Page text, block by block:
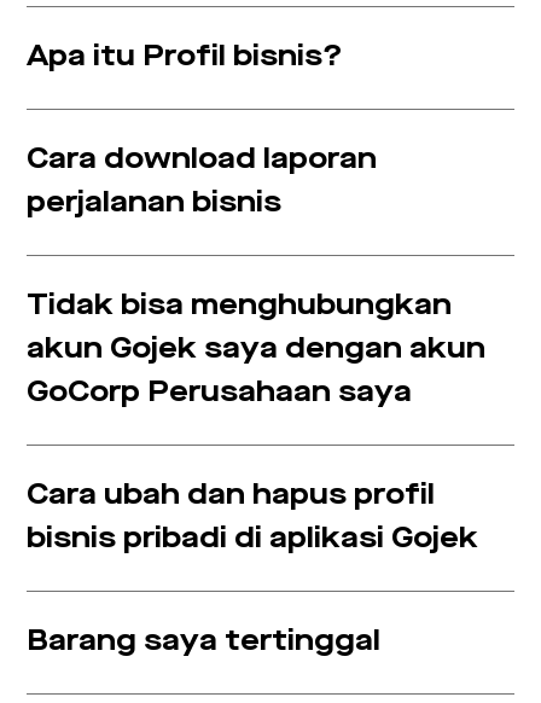
Apa itu Profil bisnis?
Cara download laporan
perjalanan bisnis
Tidak bisa menghubungkan
akun Gojek saya dengan akun
GoCorp Perusahaan saya
Cara ubah dan hapus profil
bisnis pribadi di aplikasi Gojek
Barang saya tertinggal